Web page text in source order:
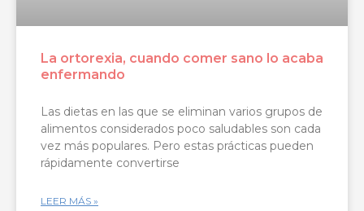
La ortorexia, cuando comer sano lo acaba
enfermando
Las dietas en las que se eliminan varios grupos de
alimentos considerados poco saludables son cada
vez más populares. Pero estas prácticas pueden
rápidamente convertirse
LEER MÁS »